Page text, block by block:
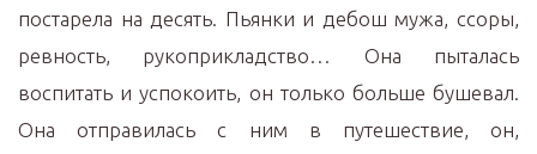
постарела на десять. Пьянки и дебош мужа, ссоры,
ревность, рукоприкладство… Она пыталась
воспитать и успокоить, он только больше бушевал.
Она отправилась с ним в путешествие, он,